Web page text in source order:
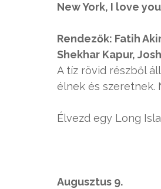
New York, I love you
Rendezők: Fatih
Shekhar Kapur,
A tíz rövid részből
élnek és szeretnek.
Élvezd egy Long
Augusztus 9.